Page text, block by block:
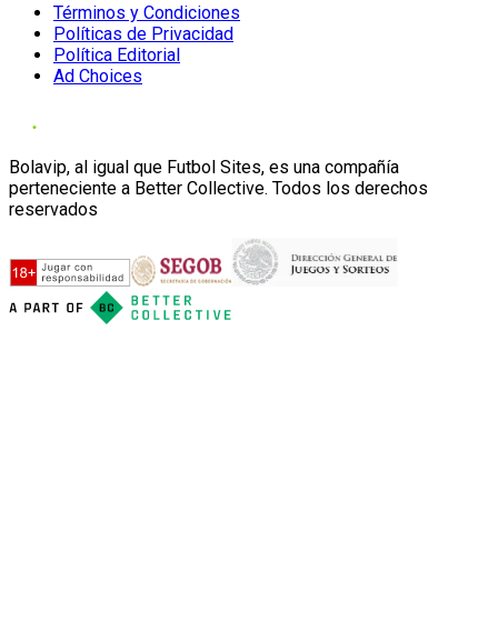
Términos y Condiciones
Políticas de Privacidad
Política Editorial
Ad Choices
Bolavip, al igual que Futbol Sites, es una compañía
perteneciente a Better Collective. Todos los derechos
reservados